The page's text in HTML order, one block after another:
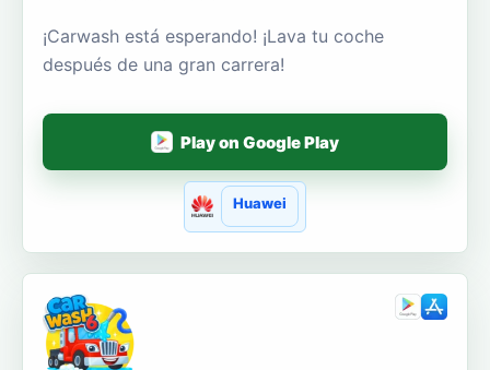
¡Carwash está esperando! ¡Lava tu coche
después de una gran carrera!
Play on Google Play
Huawei